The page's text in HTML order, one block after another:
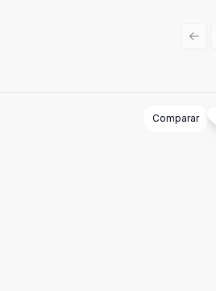
Comparar